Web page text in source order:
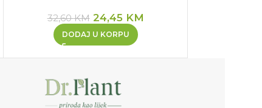
32,60KM 24,45 KM
DODAJ U KORPU